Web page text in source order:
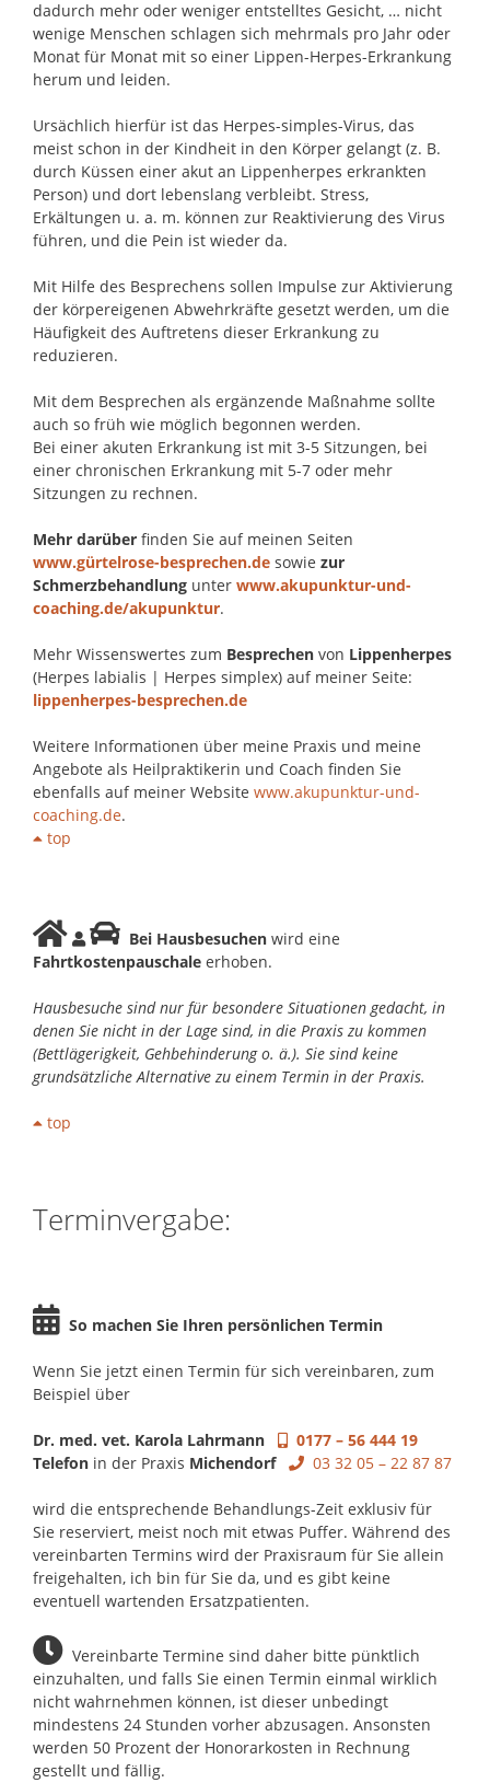
dadurch mehr oder weniger entstelltes Gesicht, … nicht
wenige Menschen schlagen sich mehrmals pro Jahr oder
Monat für Monat mit so einer Lippen-Herpes-Erkrankung
herum und leiden.
Ursächlich hierfür ist das Herpes-simples-Virus, das
meist schon in der Kindheit in den Körper gelangt (z. B.
durch Küssen einer akut an Lippenherpes erkrankten
Person) und dort lebenslang verbleibt. Stress,
Erkältungen u. a. m. können zur Reaktivierung des Virus
führen, und die Pein ist wieder da.
Mit Hilfe des Besprechens sollen Impulse zur Aktivierung
der körpereigenen Abwehrkräfte gesetzt werden, um die
Häufigkeit des Auftretens dieser Erkrankung zu
reduzieren.
Mit dem Besprechen als ergänzende Maßnahme sollte
auch so früh wie möglich begonnen werden.
Bei einer akuten Erkrankung ist mit 3-5 Sitzungen, bei
einer chronischen Erkrankung mit 5-7 oder mehr
Sitzungen zu rechnen.
Mehr darüber finden Sie auf meinen Seiten
www.gürtelrose-besprechen.de sowie zur
Schmerzbehandlung unter www.akupunktur-und-
coaching.de/akupunktur.
Mehr Wissenswertes zum Besprechen von Lippenherpes
(Herpes labialis | Herpes simplex) auf meiner Seite:
lippenherpes-besprechen.de
Weitere Informationen über meine Praxis und meine
Angebote als Heilpraktikerin und Coach finden Sie
ebenfalls auf meiner Website www.akupunktur-und-
coaching.de.
top
Bei Hausbesuchen wird eine
Fahrtkostenpauschale erhoben.
Hausbesuche sind nur für besondere Situationen gedacht, in
denen Sie nicht in der Lage sind, in die Praxis zu kommen
(Bettlägerigkeit, Gehbehinderung o. ä.). Sie sind keine
grundsätzliche Alternative zu einem Termin in der Praxis.
top
Terminvergabe:
So machen Sie Ihren persönlichen Termin
Wenn Sie jetzt einen Termin für sich vereinbaren, zum
Beispiel über
Dr. med. vet. Karola Lahrmann
0177 – 56 444 19
Telefon in der Praxis Michendorf 03 32 05 – 22 87 87
wird die entsprechende Behandlungs-Zeit exklusiv für
Sie reserviert, meist noch mit etwas Puffer. Während des
vereinbarten Termins wird der Praxisraum für Sie allein
freigehalten, ich bin für Sie da, und es gibt keine
eventuell wartenden Ersatzpatienten.
Vereinbarte Termine sind daher bitte pünktlich
einzuhalten, und falls Sie einen Termin einmal wirklich
nicht wahrnehmen können, ist dieser unbedingt
mindestens 24 Stunden vorher abzusagen. Ansonsten
werden 50 Prozent der Honorarkosten in Rechnung
gestellt und fällig.